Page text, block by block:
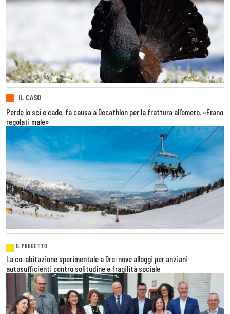
IL CASO
Perde lo sci e cade, fa causa a Decathlon per la frattura all’omero. «Erano
regolati male»
IL PROGETTO
La co-abitazione sperimentale a Dro: nove alloggi per anziani
autosufficienti contro solitudine e fragilità sociale